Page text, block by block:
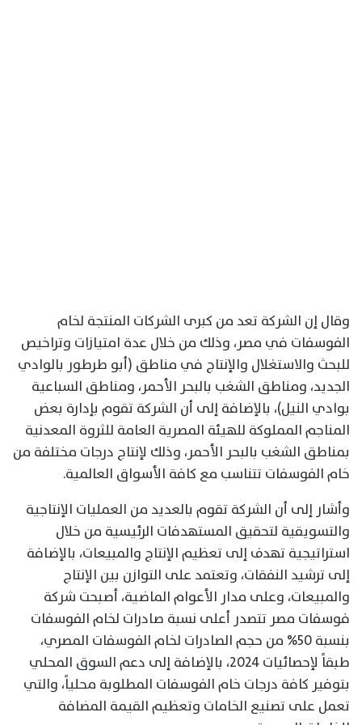
وقال إن الشركة تعد من كبرى الشركات المنتجة لخام
الفوسفات في مصر، وذلك من خلال عدة امتيازات وتراخيص
للبحث والاستغلال والإنتاج في مناطق (أبو طرطور بالوادي
الجديد، ومناطق الشغب بالبحر الأحمر، ومناطق السباعية
بوادي النيل)، بالإضافة إلى أن الشركة تقوم بإدارة بعض
المناجم المملوكة للهيئة المصرية العامة للثروة المعدنية
بمناطق الشغب بالبحر الأحمر، وذلك لإنتاج درجات مختلفة من
خام الفوسفات تتناسب مع كافة الأسواق العالمية.
وأشار إلى أن الشركة تقوم بالعديد من العمليات الإنتاجية
والتسويقية لتحقيق المستهدفات الرئيسية من خلال
استراتيجية تهدف إلى تعظيم الإنتاج والمبيعات، بالإضافة
إلى ترشيد النفقات، وتعتمد على التوازن بين الإنتاج
والمبيعات، وعلى مدار الأعوام الماضية، أصبحت شركة
فوسفات مصر تتصدر أعلى نسبة صادرات لخام الفوسفات
بنسبة 50% من حجم الصادرات لخام الفوسفات المصري،
طبقاً لإحصائيات 2024، بالإضافة إلى دعم السوق المحلي
بتوفير كافة درجات خام الفوسفات المطلوبة محلياً، والتي
تعمل على تصنيع الخامات وتعظيم القيمة المضافة